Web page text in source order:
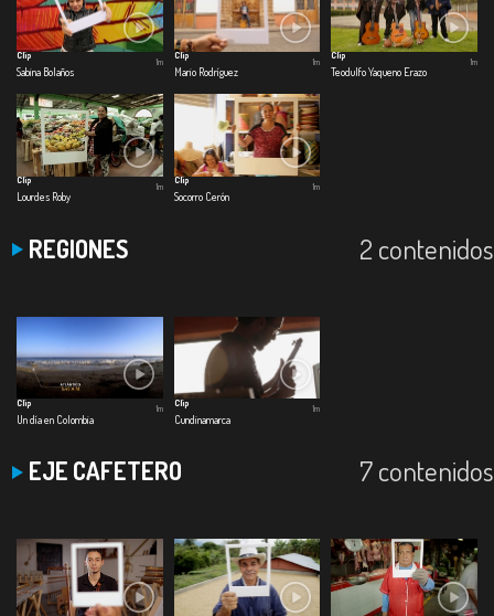
Clip
Sabina Bolaños
1m
Clip
Mario Rodríguez
1m
Clip
Teodulfo Yaqueno Erazo
1m
Clip
Lourdes Roby
1m
Clip
Socorro Cerón
1m
REGIONES 2 contenidos
Clip
Un día en Colombia
1m
Clip
Cundinamarca
1m
EJE CAFETERO 7 contenidos